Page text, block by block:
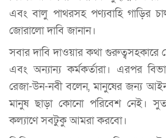
এবং বালু পাথরসহ পণ্যবাহি গাড়ির
জোরালো দাবি জানান।
সবার দাবি দাওয়ার কথা গুরুত্বসহকারে
এবং অন্যান্য কর্মকর্তারা। এরপর
রেজা-উন-নবী বলেন, মানুষের জন্য
মানুষ ছাড়া কোনো পরিবেশ নেই।
কল্যাণে সবটুকু আমরা করবো।